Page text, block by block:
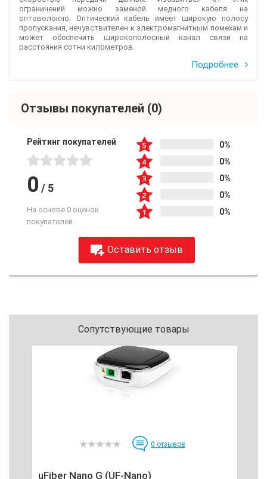
ограничений можно заменой медного кабеля на
оптоволокно. Оптический кабель имеет широкую полосу
пропускания, нечувствителен к электромагнитным помехам и
может обеспечить широкополосный канал связи на
расстояния сотни километров.
Подробнее
Отзывы покупателей (0)
Рейтинг покупателей
0 / 5
На основе 0 оценок
покупателей
0%
0%
0%
0%
0%
Оставить отзыв
Сопутствующие товары
0 отзывов
uFiber Nano G (UF-Nano)